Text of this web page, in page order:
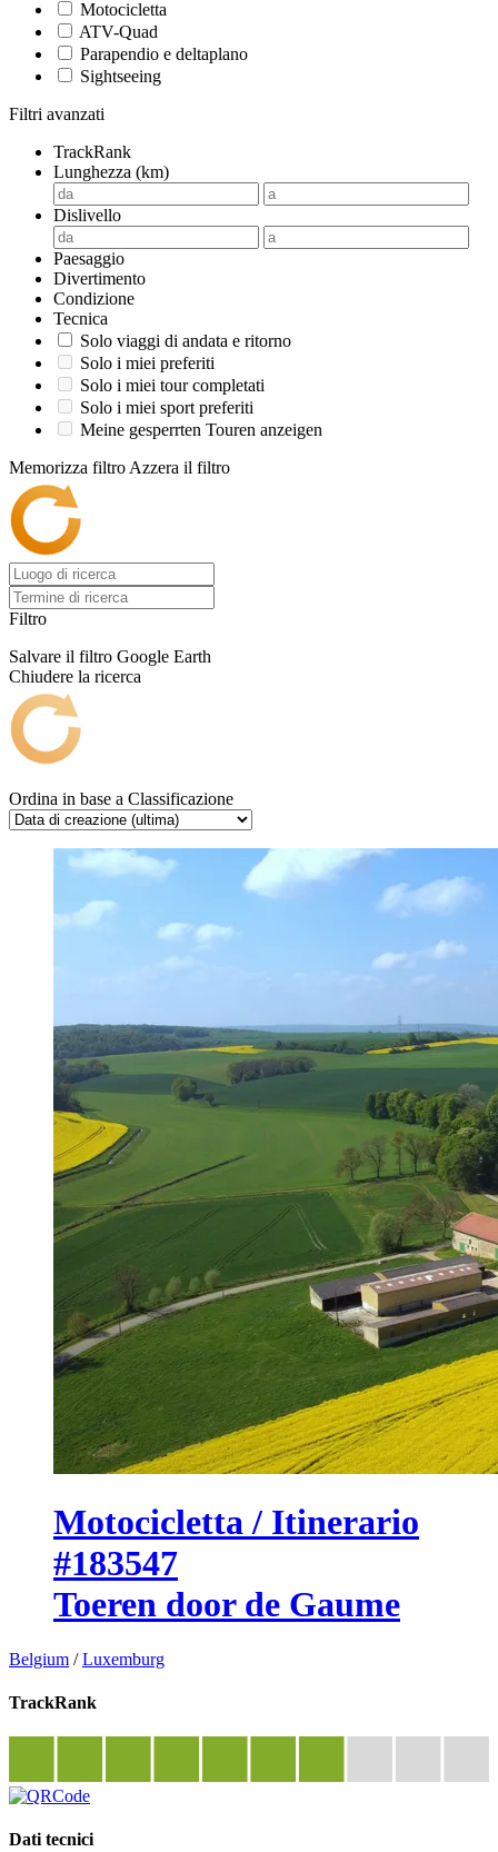
Motocicletta
ATV-Quad
Parapendio e deltaplano
Sightseeing
Filtri avanzati
TrackRank
Lunghezza (km)
Dislivello
Paesaggio
Divertimento
Condizione
Tecnica
Solo viaggi di andata e ritorno
Solo i miei preferiti
Solo i miei tour completati
Solo i miei sport preferiti
Meine gesperrten Touren anzeigen
Memorizza filtro Azzera il filtro
Filtro
Salvare il filtro Google Earth
Chiudere la ricerca
Ordina in base a Classificazione
Motocicletta / Itinerario
#183547
Toeren door de Gaume
Belgium /Luxemburg
TrackRank
Dati tecnici